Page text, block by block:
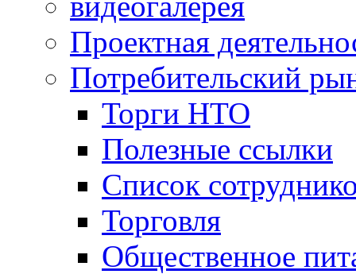
Проектная
Потребительский
Торги НТО
Полезные ссылки
Список
Торговля
Общественное